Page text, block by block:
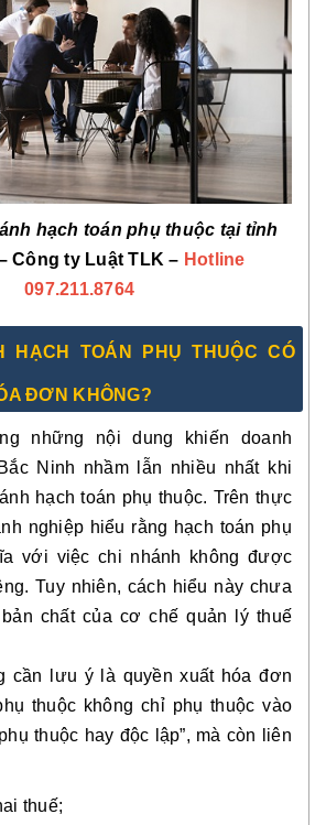
hạch toán phụ thuộc tại tỉnh
Công ty Luật TLK – Hotline
097.211.8764
HẠCH TOÁN PHỤ THUỘC CÓ
ĐƠN KHÔNG?
những nội dung khiến doanh
Ninh nhầm lẫn nhiều nhất khi
hạch toán phụ thuộc. Trên thực
nghiệp hiểu rằng hạch toán phụ
với việc chi nhánh không được
Tuy nhiên, cách hiểu này chưa
chất của cơ chế quản lý thuế
cần lưu ý là quyền xuất hóa đơn
thuộc không chỉ phụ thuộc vào
thuộc hay độc lập”, mà còn liên
thuế;